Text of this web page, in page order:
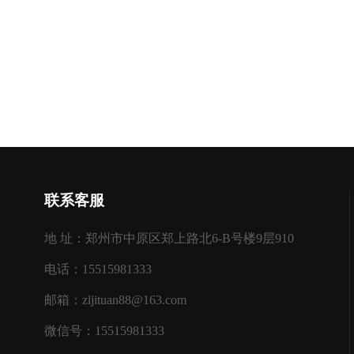
联系客服
地 址：郑州市中原区郑上路北6-B号楼9层910
电话：15515981333
邮箱：zljituan88@163.com
微信号：15515981333